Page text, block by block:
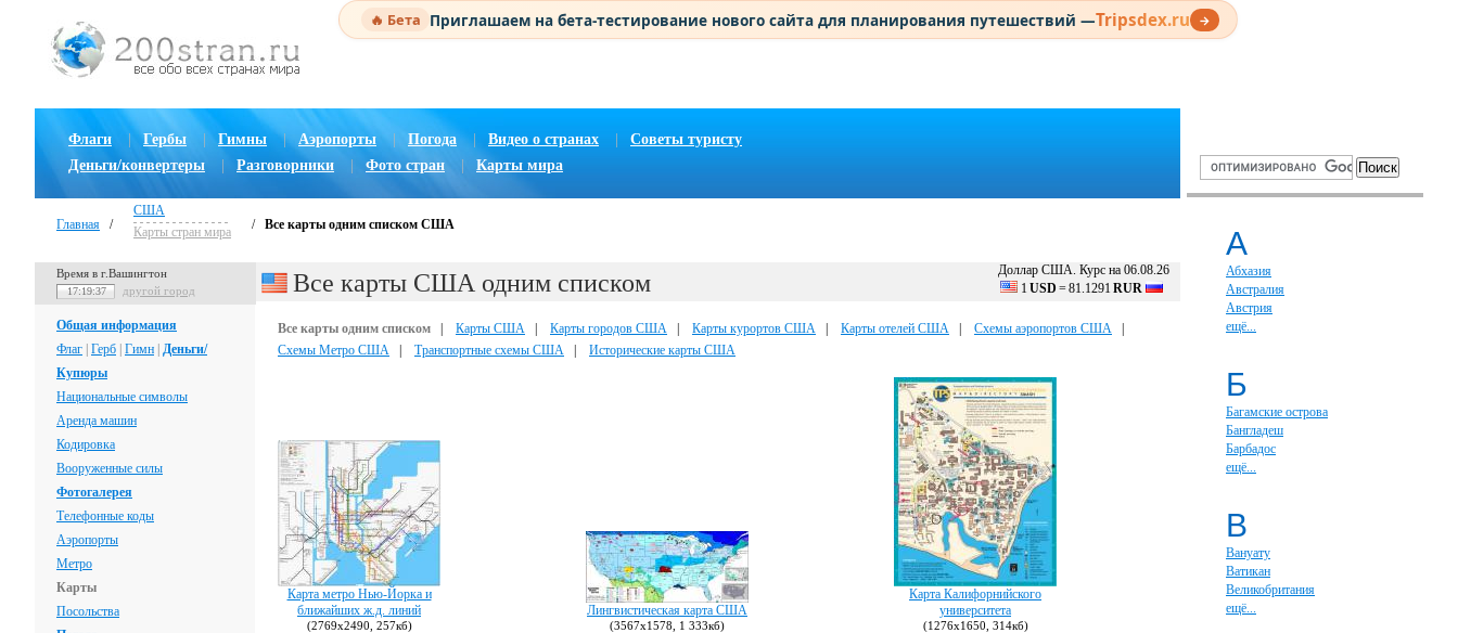
🔥 Бета Приглашаем на бета-тестирование нового сайта для планирования путешествий —Tripsdex.ru →
Флаги Гербы Гимны | Аэропорты Погода | Видео о странах
Советы туристу
Деньги/конвертеры
Разговорники Фото стран Карты мира
Главная /
США
Карты стран мира
/ Все карты одним списком США
Время в г.Вашингтон
17:19:38 другой город
Общая информация
Флаг Герб Гимн Деньги/
Купюры
Национальные символы
Аренда машин
Кодировка
Вооруженные силы
Фотогалерея
Телефонные коды
Аэропорты
Метро
Карты
Посольства
Доллар США. Курс на 06.08.26
1 USD =81.1291 RUR
Все карты США одним списком
Все карты одним списком Карты США Карты городов США Карты курортов США Карты отелей США Схемы аэропортов США
Схемы Метро США
Транспортные схемы США Исторические карты США
Карта метро Нью-Йорка и
ближайших ж.д. линий
(2769х2490, 257кб)
Лингвистическая карта США
(3567х1578, 1 333кб)
Карта Калифорнийского
университета
(1276х1650, 314кб)
А
Абхазия
Австралия
Австрия
ещё...
Б
Багамские острова
Бангладеш
Барбадос
ещё...
В
Вануату
Ватикан
Великобритания
ещё...